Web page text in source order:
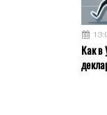
Как в